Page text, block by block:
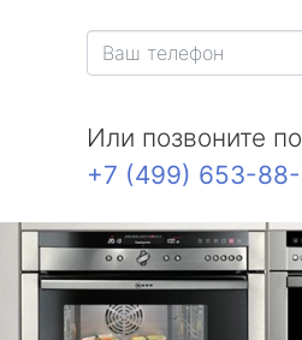
Или позвоните
+7 (499) 653-